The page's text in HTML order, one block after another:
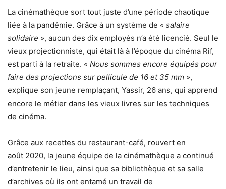
La cinémathèque sort tout juste d’une période chaotique
liée à la pandémie. Grâce à un système de « salaire
solidaire », aucun des dix employés n’a été licencié. Seul le
vieux projectionniste, qui était là à l’époque du cinéma Rif,
est parti à la retraite. « Nous sommes encore équipés pour
faire des projections sur pellicule de 16 et 35 mm »,
explique son jeune remplaçant, Yassir, 26 ans, qui apprend
encore le métier dans les vieux livres sur les techniques
de cinéma.
Grâce aux recettes du restaurant-café, rouvert en
août 2020, la jeune équipe de la cinémathèque a continué
d’entretenir le lieu, ainsi que sa bibliothèque et sa salle
d’archives où ils ont entamé un travail de